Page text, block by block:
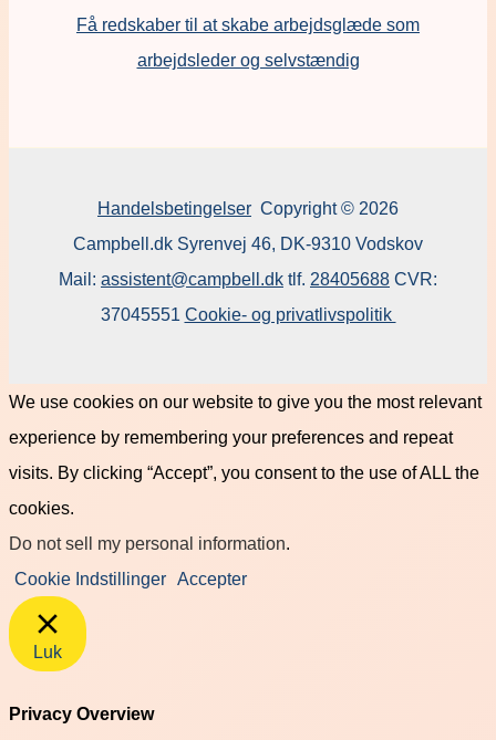
Få redskaber til at skabe arbejdsglæde som
arbejdsleder og selvstændig
Handelsbetingelser Copyright © 2026
Campbell.dk Syrenvej 46, DK-9310 Vodskov
Mail: assistent@campbell.dk tlf. 28405688 CVR:
37045551 Cookie- og privatlivspolitik
We use cookies on our website to give you the most relevant
experience by remembering your preferences and repeat
visits. By clicking “Accept”, you consent to the use of ALL the
cookies.
Do not sell my personal information.
Cookie Indstillinger Accepter
Luk
Privacy Overview